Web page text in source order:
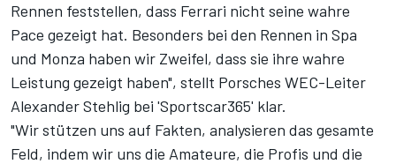
Rennen feststellen, dass Ferrari nicht seine wahre
Pace gezeigt hat. Besonders bei den Rennen in Spa
und Monza haben wir Zweifel, dass sie ihre wahre
Leistung gezeigt haben", stellt Porsches WEC-Leiter
Alexander Stehlig bei 'Sportscar365' klar.
"Wir stützen uns auf Fakten, analysieren das gesamte
Feld, indem wir uns die Amateure, die Profis und die